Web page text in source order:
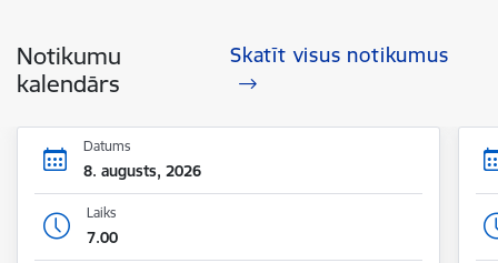
Notikumu
kalendārs
Skatīt visus notikumus
Datums
8. augusts, 2026
Laiks
7.00